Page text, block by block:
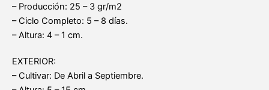
– Producción: 25 – 3 gr/m2
– Ciclo Completo: 5 – 8 días.
– Altura: 4 – 1 cm.
EXTERIOR:
– Cultivar: De Abril a Septiembre.